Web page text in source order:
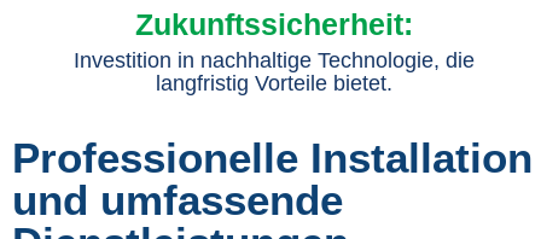
Zukunftssicherheit:
Investition in nachhaltige Technologie, die
langfristig Vorteile bietet.
Professionelle Installation
und umfassende